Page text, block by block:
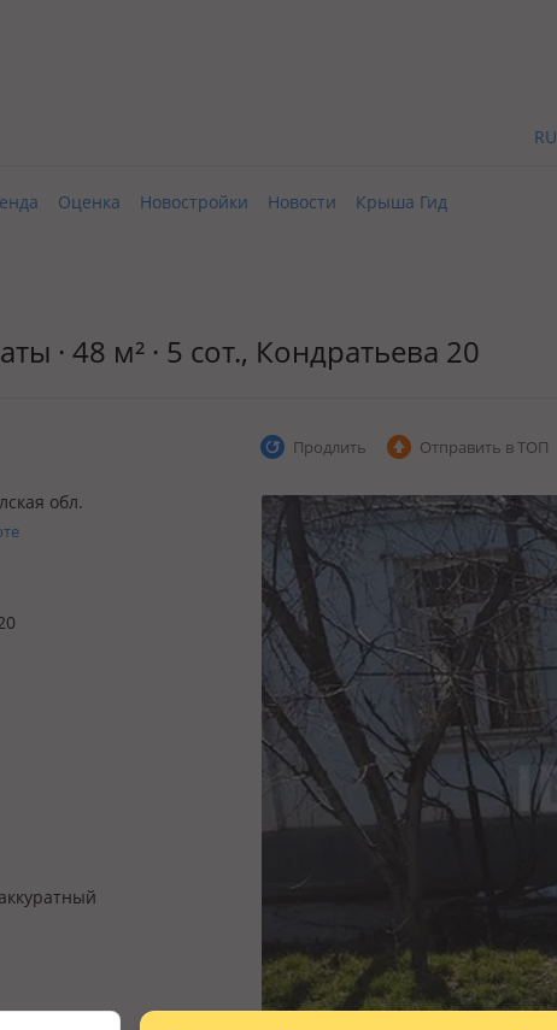
RU
Оценка Новостройки Новости Крыша Гид
· 48 м² · 5 сот., Кондратьева 20
обл.
Продлить Отправить в ТОП